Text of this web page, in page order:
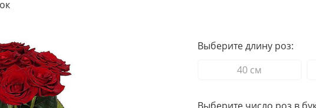
Выберите длину роз:
40 см